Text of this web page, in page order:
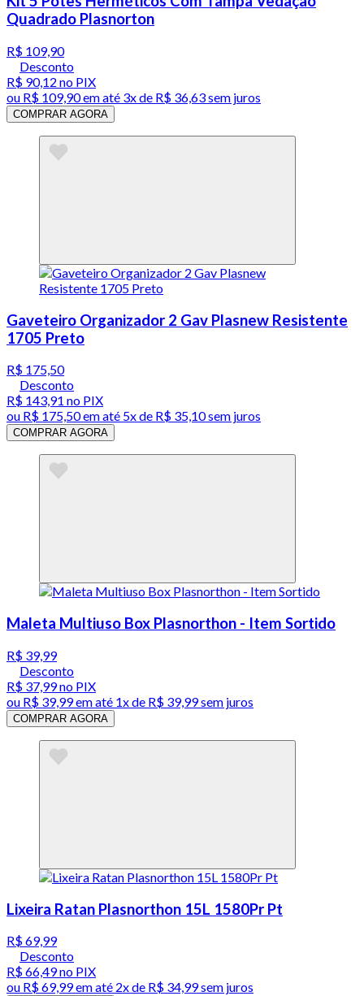
Quadrado Plasnorton
R$ 109,90
Desconto
R$ 90,12 no PIX
ou R$ 109,90em até 3x de R$ 36,63 sem juros
COMPRAR AGORA
Gaveteiro Organizador 2 Gav Plasnew Resistente
1705 Preto
R$ 175,50
Desconto
R$ 143,91 no PIX
ou R$ 175,50em até 5x de R$ 35,10 sem juros
COMPRAR AGORA
Maleta Multiuso Box Plasnorthon - Item Sortido
R$ 39,99
Desconto
R$ 37,99no PIX
ou R$ 39,99em até 1x de R$ 39,99sem juros
COMPRAR AGORA
Lixeira Ratan Plasnorthon 15L 1580Pr Pt
R$ 69,99
Desconto
R$ 66,49no PIX
ou R$ 69,99em até 2x de R$ 34,99 sem juros